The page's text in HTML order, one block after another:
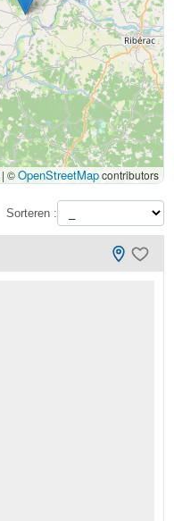
| ©OpenStreetMapcontributors
Sorteren :